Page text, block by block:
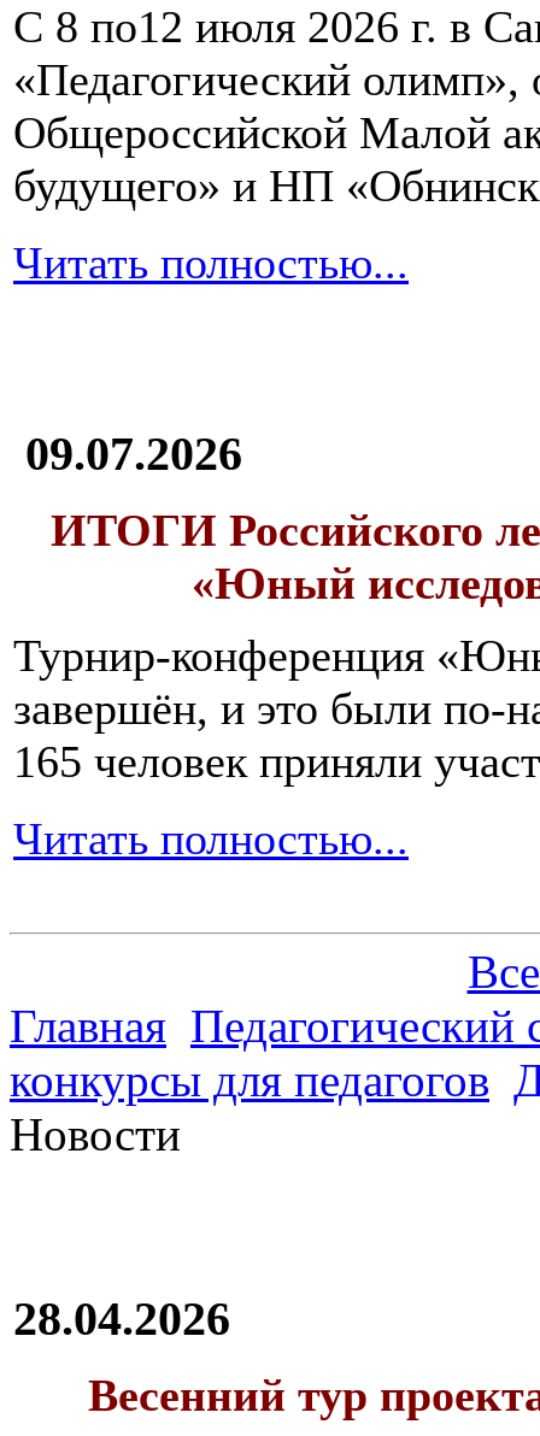
С 8 по12 июля 2026 г. в
«Педагогический олимп»,
Общероссийской Малой
будущего» и НП
Читать полностью...
09.07.2026
ИТОГИ Российского
«Юный
Турнир-конференция
завершён, и это были по-
165 человек приняли
Читать полностью...
Главная
конкурсы для педагогов
Новости
28.04.2026
Весенний тур